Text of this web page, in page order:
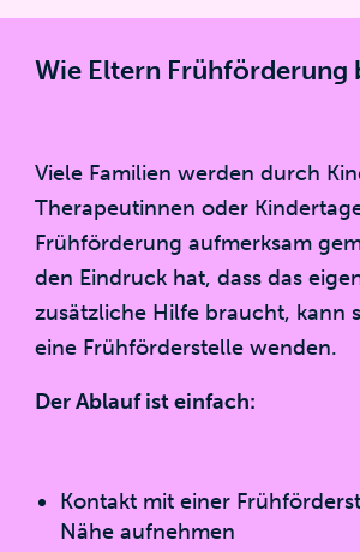
Wie Eltern Frühförderung
Viele Familien werden durch
Therapeutinnen oder
Frühförderung aufmerksam
den Eindruck hat, dass das
zusätzliche Hilfe braucht, kann
eine Frühförderstelle wenden.
Der Ablauf ist einfach:
Kontakt mit einer
Nähe aufnehmen